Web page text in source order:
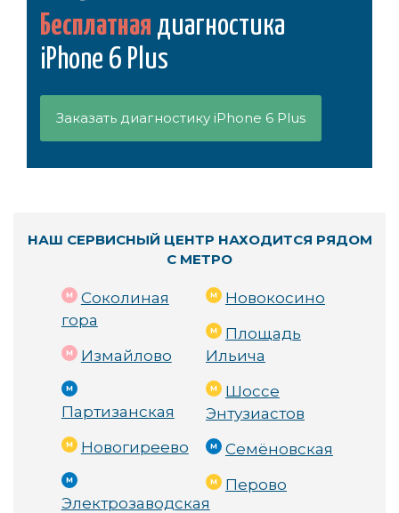
Бесплатная диагностика
iPhone 6 Plus
Заказать диагностику iPhone 6 Plus
НАШ СЕРВИСНЫЙ ЦЕНТР НАХОДИТСЯ РЯДОМ
С МЕТРО
Соколиная
гора
Измайлово
Партизанская
Новогиреево
Электрозаводская
Новокосино
Площадь
Ильича
Шоссе
Энтузиастов
Семёновская
Перово